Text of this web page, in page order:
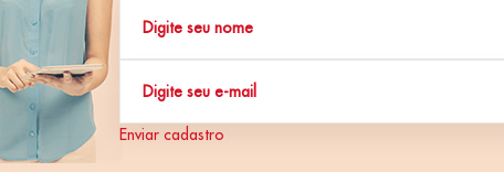
Enviar cadastro